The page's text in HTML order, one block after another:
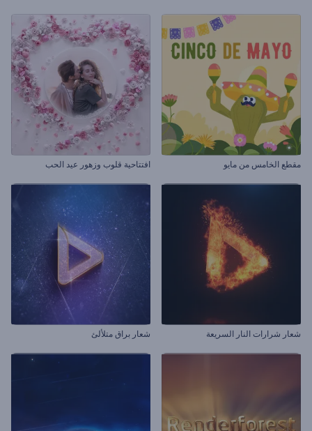
مقطع الخامس من مايو افتتاحية قلوب وزهور عيد الحب
شعار شرارات النار السريعة شعار براق متلألئ